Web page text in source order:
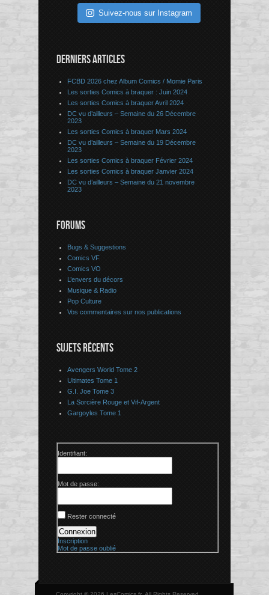
Suivez-nous sur Instagram
DERNIERS ARTICLES
FCBD 2026 chez Album Comics / Momie Paris
Les sorties Comics à braquer : Juin 2024
Les sorties Comics à braquer Avril 2024
DC vu d’ailleurs – Semaine du 26 Décembre
2023
Les sorties Comics à braquer Mars 2024
DC vu d’ailleurs – Semaine du 19 Décembre
2023
Les sorties Comics à braquer Février 2024
Les sorties Comics à braquer Janvier 2024
DC vu d’ailleurs – Semaine du 21 novembre
2023
FORUMS
Bugs & Suggestions
Comics VF
Comics VO
L’envers du décors
Musique & Radio
Pop Culture
Vos commentaires sur nos publications
SUJETS RÉCENTS
Avengers World Tome 2
Ultimates Tome 1
G.I. Joe Tome 3
La Sorcière Rouge et Vif-Argent
Gargoyles Tome 1
Identifiant:
Mot de passe:
Rester connecté
Connexion
Inscription
Mot de passe oublié